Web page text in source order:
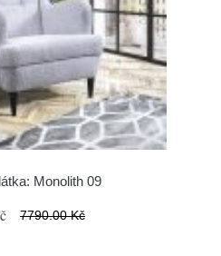
Monolith 09
7790.00 Kč